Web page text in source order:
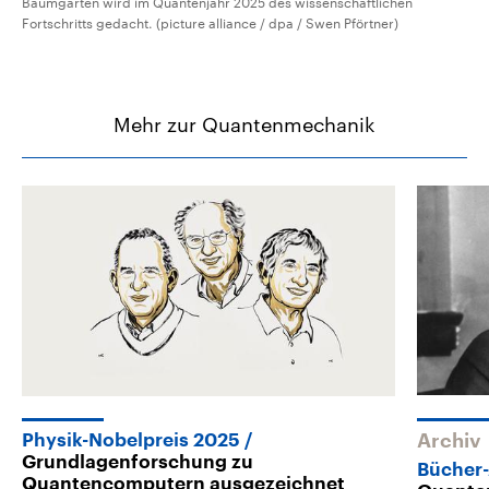
Fortschritts gedacht. (picture alliance / dpa / Swen Pförtner)
Mehr zur Quantenmechanik
Physik-Nobelpreis 2025
Grundlagenforschung zu
Quantencomputern ausgezeichnet
Archiv